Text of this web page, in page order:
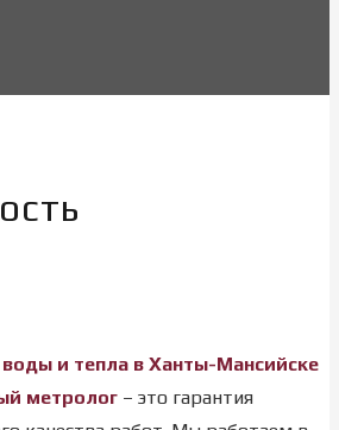
воды и тепла в Ханты-Мансийске
метролог – это гарантия